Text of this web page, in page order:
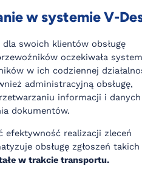
w systemie V-
swoich klientów obsługę
oczekiwała
w ich codziennej
administracyjną obsługę,
informacji i danych
dokumentów.
efektywność realizacji zleceń
obsługę zgłoszeń takich
w trakcie transportu.